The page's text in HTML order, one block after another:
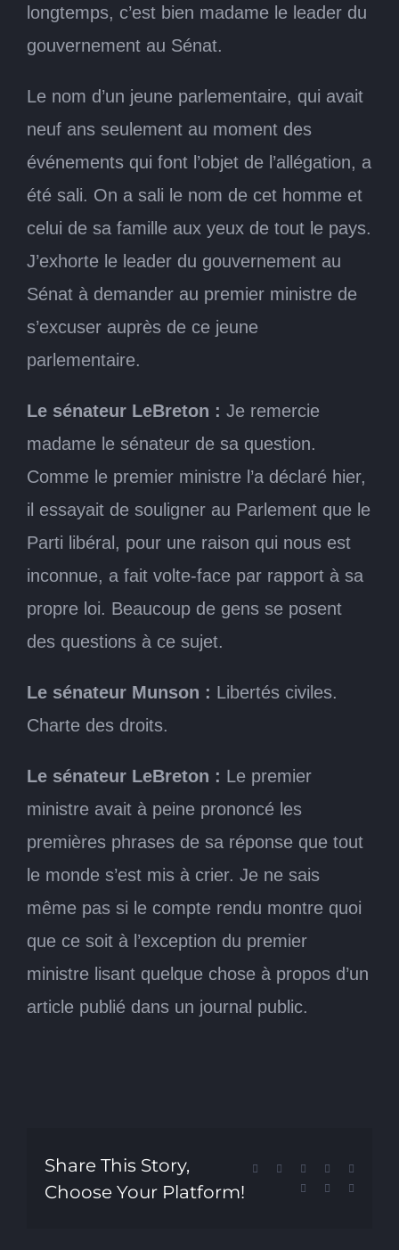
longtemps, c’est bien madame le leader du
gouvernement au Sénat.
Le nom d’un jeune parlementaire, qui avait
neuf ans seulement au moment des
événements qui font l’objet de l’allégation, a
été sali. On a sali le nom de cet homme et
celui de sa famille aux yeux de tout le pays.
J’exhorte le leader du gouvernement au
Sénat à demander au premier ministre de
s’excuser auprès de ce jeune
parlementaire.
Le sénateur LeBreton : Je remercie
madame le sénateur de sa question.
Comme le premier ministre l’a déclaré hier,
il essayait de souligner au Parlement que le
Parti libéral, pour une raison qui nous est
inconnue, a fait volte-face par rapport à sa
propre loi. Beaucoup de gens se posent
des questions à ce sujet.
Le sénateur Munson : Libertés civiles.
Charte des droits.
Le sénateur LeBreton : Le premier
ministre avait à peine prononcé les
premières phrases de sa réponse que tout
le monde s’est mis à crier. Je ne sais
même pas si le compte rendu montre quoi
que ce soit à l’exception du premier
ministre lisant quelque chose à propos d’un
article publié dans un journal public.
Share This Story,
Choose Your Platform!
Facebook Reddit LinkedIn
Pinterest